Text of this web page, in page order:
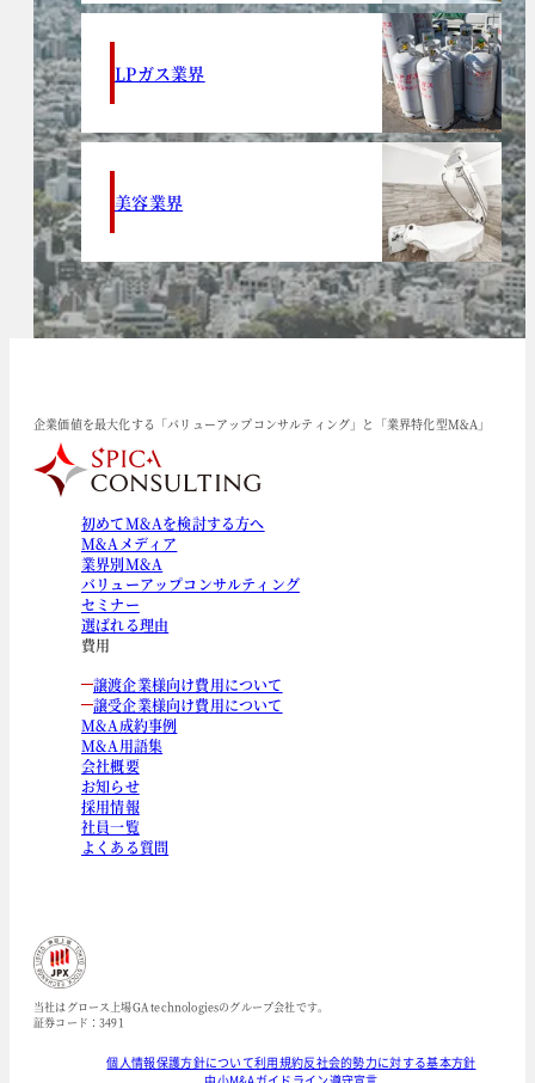
LPガス業界
美容業界
企業価値を最大化する「バリューアップコンサルティング」と「業界特化型M&A」
初めてM&Aを検討する方へ
M&Aメディア
業界別M&A
バリューアップコンサルティング
セミナー
選ばれる理由
費用
譲渡企業様向け費用について
譲受企業様向け費用について
M&A成約事例
M&A用語集
会社概要
お知らせ
採用情報
社員一覧
よくある質問
当社はグロース上場GA technologiesのグループ会社です。
証券コード：3491
個人情報保護方針について利用規約反社会的勢力に対する基本方針